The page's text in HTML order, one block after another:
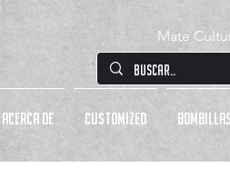
Mate
Acerca de CUSTOMIZED BOMBILLAS